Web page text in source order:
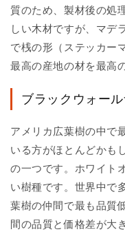
質のため、製材後の処
しい木材ですが、マデ
で桟の形（ステッカー
最高の産地の材を最高
ブラックウォール
アメリカ広葉樹の中で
いる方がほとんどかも
の一つです。ホワイト
い樹種です。世界中で
葉樹の仲間で最も品質
間の品質と価格差が大